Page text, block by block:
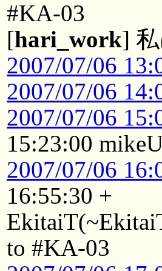
#KA-03
[hari_work]
2007/07/06
2007/07/06
2007/07/06
15:23:00
2007/07/06
16:55:30 +
to #KA-03